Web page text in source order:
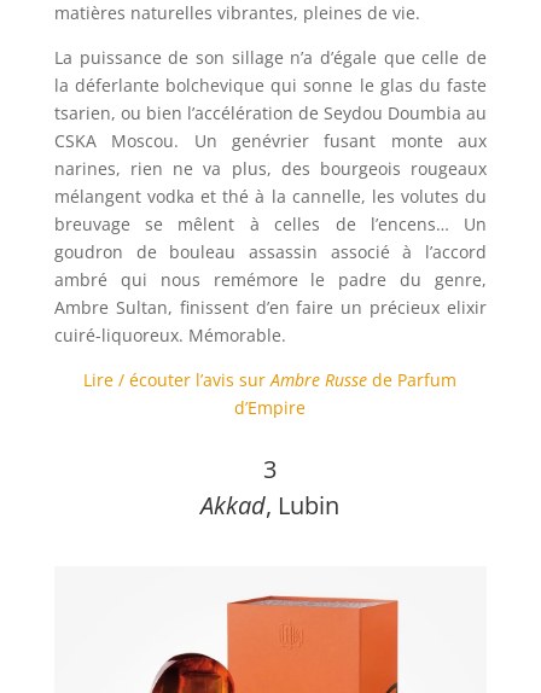
matières naturelles vibrantes, pleines de vie.
La puissance de son sillage n’a d’égale que celle de
la déferlante bolchevique qui sonne le glas du faste
tsarien, ou bien l’accélération de Seydou Doumbia au
CSKA Moscou. Un genévrier fusant monte aux
narines, rien ne va plus, des bourgeois rougeaux
mélangent vodka et thé à la cannelle, les volutes du
breuvage se mêlent à celles de l’encens… Un
goudron de bouleau assassin associé à l’accord
ambré qui nous remémore le padre du genre,
Ambre Sultan, finissent d’en faire un précieux elixir
cuiré-liquoreux. Mémorable.
Lire / écouter l’avis surAmbre Russe de Parfum
d’Empire
3
Akkad, Lubin